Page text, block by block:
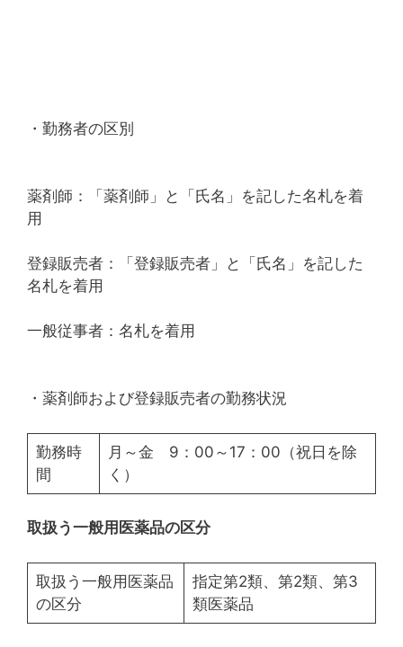
・勤務者の区別
薬剤師：「薬剤師」と「氏名」を記した名札を着
用
登録販売者：「登録販売者」と「氏名」を記した
名札を着用
一般従事者：名札を着用
・薬剤師および登録販売者の勤務状況
勤務時
間
月～金 9：00～17：00（祝日を除
く）
取扱う一般用医薬品の区分
取扱う一般用医薬品
の区分
指定第2類、第2類、第3
類医薬品